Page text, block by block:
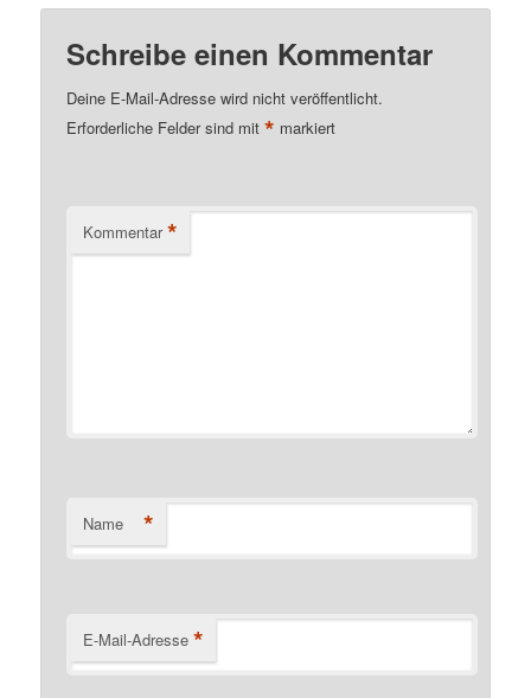
Schreibe einen Kommentar
Deine E-Mail-Adresse wird nicht veröffentlicht.
Erforderliche Felder sind mit* markiert
Kommentar *
Name *
E-Mail-Adresse *